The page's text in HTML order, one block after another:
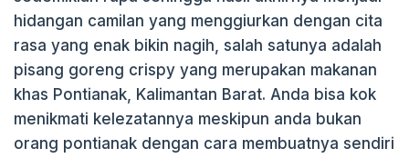
p
o
k
hidangan camilan yang menggiurkan dengan cita
rasa yang enak bikin nagih, salah satunya adalah
pisang goreng crispy yang merupakan makanan
khas Pontianak, Kalimantan Barat. Anda bisa kok
menikmati kelezatannya meskipun anda bukan
orang pontianak dengan cara membuatnya sendiri